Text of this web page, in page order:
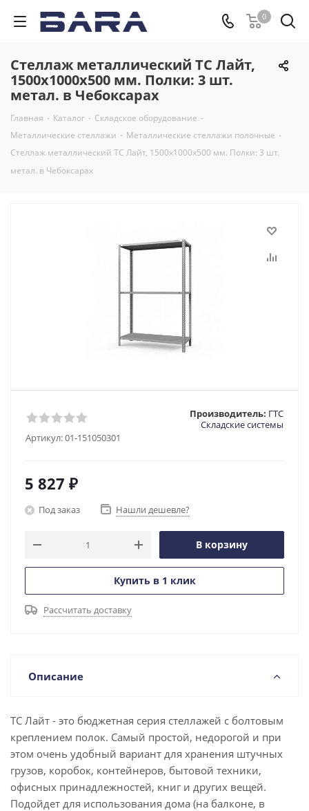
0
Стеллаж металлический ТС Лайт,
1500x1000x500 мм. Полки: 3 шт.
метал. в Чебоксарах
Главная - Каталог - Складское оборудование -
Металлические стеллажи - Металлические стеллажи полочные -
Стеллаж металлический ТС Лайт, 1500x1000x500 мм. Полки: 3 шт.
метал. в Чебоксарах
Артикул:01-151050301
Производитель: ГТС
Складские системы
5 827 ₽
Под заказ Нашли дешевле?
В корзину
Купить в 1 клик
Рассчитать доставку
Описание
ТС Лайт - это бюджетная серия стеллажей с болтовым
креплением полок. Самый простой, недорогой и при
этом очень удобный вариант для хранения штучных
грузов, коробок, контейнеров, бытовой техники,
офисных принадлежностей, книг и других вещей.
Подойдет для использования дома (на балконе, в